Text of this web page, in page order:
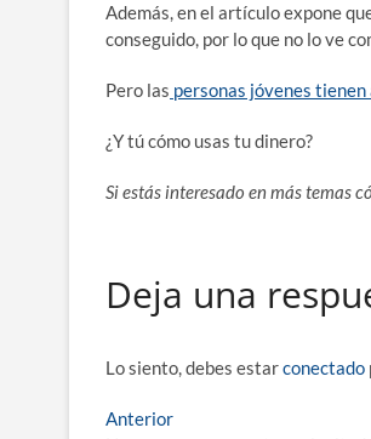
Además, en el artículo expone
conseguido, por lo que no lo ve
Pero las personas jóvenes
¿Y tú cómo usas tu dinero?
Si estás interesado en más temas
Deja una
Lo siento, debes estarconectado
Navegación
AnteriorEntrada